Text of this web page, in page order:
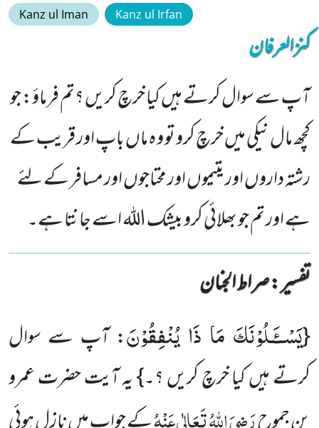
Kanz ul Iman Kanz ul Irfan
کنزالعرفان
آپ سے سوال کرتے ہیں کیا خرچ کریں ؟تم فرماؤ: جو
کچھ مال نیکی میں خرچ کرو تو و ہ ماں باپ اور قریب کے
رشتہ داروں اور یتیموں اور محتاجوں اور مسافر کے لئے
ہے اور تم جو بھلائی کرو بیشک اللہ اسے جانتا ہے۔
تفسیر : ‎صراط الجنان
{یَسْــٴَـلُوْنَكَ مَا ذَا یُنْفِقُوْنَ: آپ سے سوال
کرتے ہیں کیا خرچ کریں ؟۔} یہ آیت حضرت عمرو
رَضِیَ اللہُ تَعَالٰی عَنْہُ